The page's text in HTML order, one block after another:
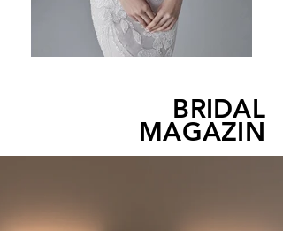
BRIDAL
MAGAZIN